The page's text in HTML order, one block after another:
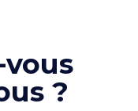
?